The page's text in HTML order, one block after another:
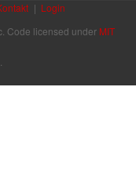
| Login
Code licensed under MIT